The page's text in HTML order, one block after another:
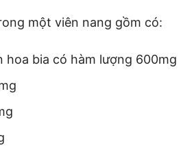
một viên nang gồm có:
hoa bia có hàm lượng 600mg